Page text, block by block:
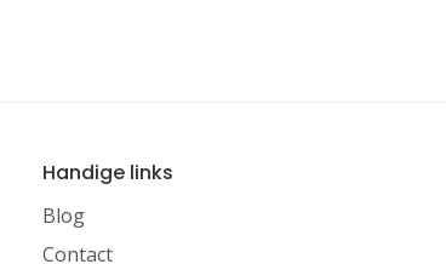
Handige links
Blog
Contact